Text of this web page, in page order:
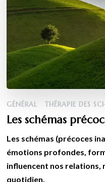
GÉNÉRAL THÉRAPIE DES
Les schémas
Les schémas (précoces
émotions profondes,
influencent nos relations,
quotidien.